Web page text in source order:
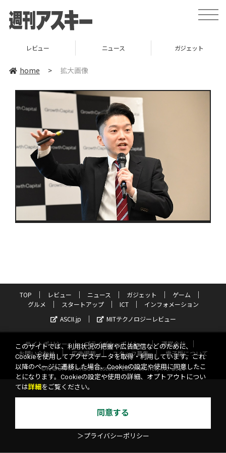
toggle
レビュー ニュース ガジェット
home > 拡大画像
TOP レビュー ニュース ガジェット
ゲーム
グルメ
スタートアップ ICT
インフォメーション
ASCII.jp
MITテクノロジーレビュー
サイトポリシー プライバシーポリシー
運営会社
お問い合わせ
広告掲載 スタッフ募集
電子版について
©KADOKAWA ASCII Research Laboratories, Inc. 2026
このサイトでは、利用状況の把握や広告配信などのために、
Cookieを使用してアクセスデータを取得・利用しています。これ
以降のページに遷移した場合、Cookieの設定や使用に同意したこ
とになります。Cookieの設定や使用の詳細、オプトアウトについ
ては詳細 をご覧ください。
同意する
＞プライバシーポリシー